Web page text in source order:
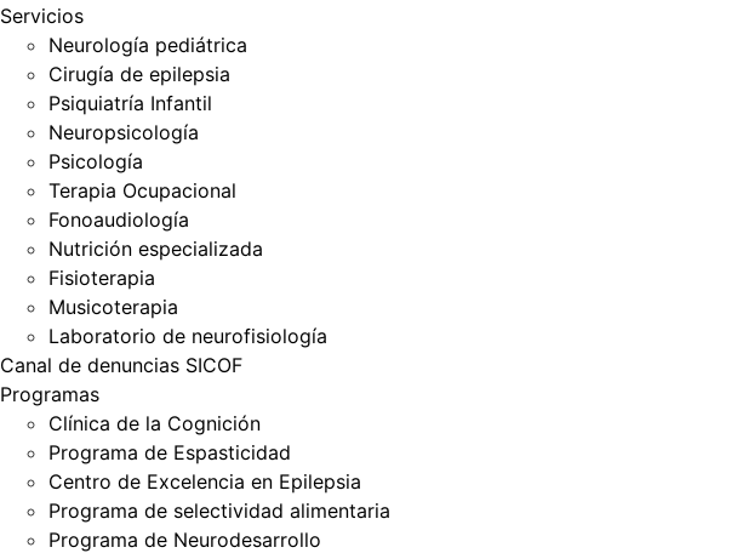
Servicios
Neurología pediátrica
Cirugía de epilepsia
Psiquiatría Infantil
Neuropsicología
Psicología
Terapia Ocupacional
Fonoaudiología
Nutrición especializada
Fisioterapia
Musicoterapia
Laboratorio de neurofisiología
Canal de denuncias SICOF
Programas
Clínica de la Cognición
Programa de Espasticidad
Centro de Excelencia en Epilepsia
Programa de selectividad alimentaria
Programa de Neurodesarrollo